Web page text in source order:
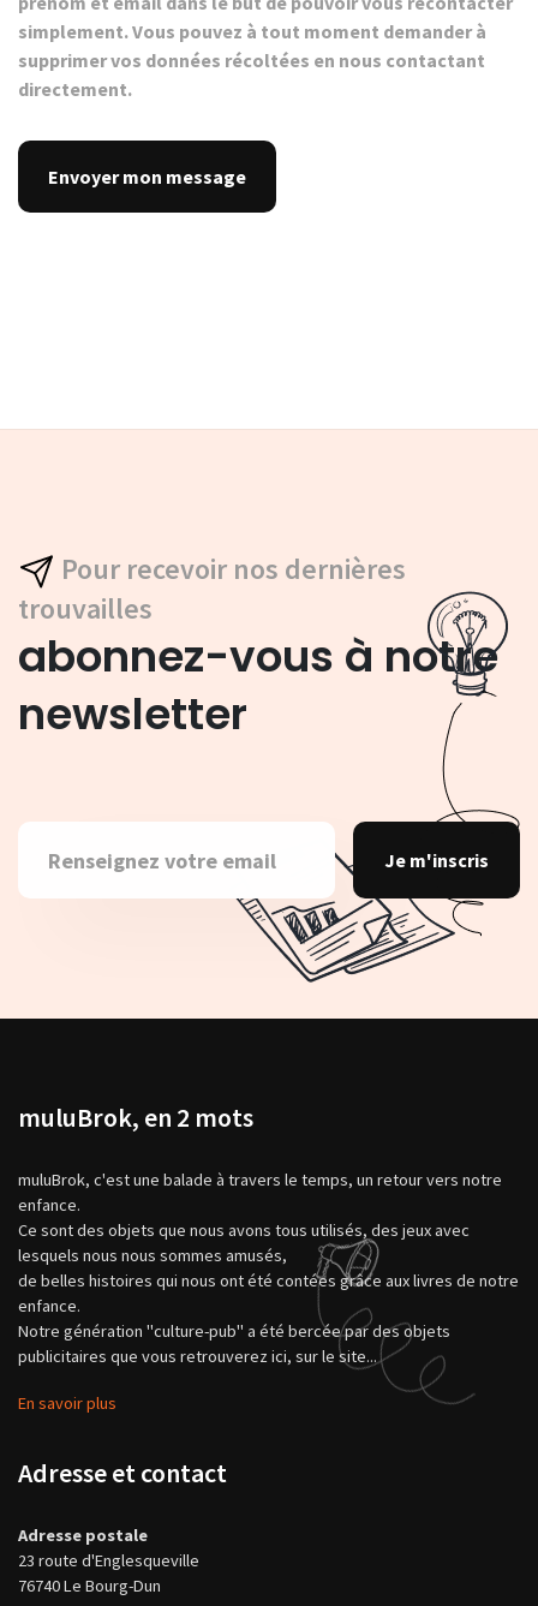
simplement. Vous pouvez à tout moment demander à
supprimer vos données récoltées en nous contactant
directement.
Pour recevoir nos dernières
trouvailles
abonnez-vous à notre
newsletter
Je m'inscris
muluBrok, en 2 mots
muluBrok, c'est une balade à travers le temps, un retour vers notre
enfance.
Ce sont des objets que nous avons tous utilisés, des jeux avec
lesquels nous nous sommes amusés,
de belles histoires qui nous ont été contées grâce aux livres de notre
enfance.
Notre génération "culture-pub" a été bercée par des objets
publicitaires que vous retrouverez ici, sur le site...
En savoir plus
Adresse et contact
Adresse postale
23 route d'Englesqueville
76740 Le Bourg-Dun